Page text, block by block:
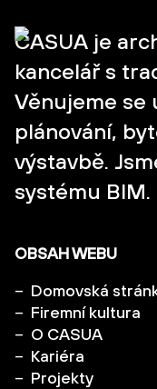
CASUA je
kancelář s
Věnujeme se
plánování,
výstavbě.
systému BIM.
OBSAH WEBU
Domovská
Firemní kultura
O CASUA
Kariéra
Projekty